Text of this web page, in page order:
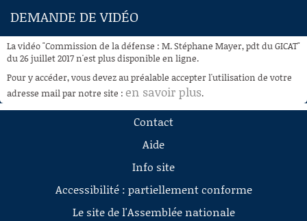
À LA DEMANDE
RECHERCHE
AIDE À LA DÉCOUPE
DEMANDE DE VIDÉO
La vidéo "Commission de la défense : M. Stéphane Mayer, pdt du GICAT"
du 26 juillet 2017 n'est plus disponible en ligne.
Pour y accéder, vous devez au préalable accepter l'utilisation de votre
adresse mail par notre site : en savoir plus.
Contact
Aide
Info site
Accessibilité : partiellement conforme
Le site de l'Assemblée nationale